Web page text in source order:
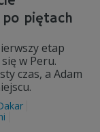
po piętach
etap
w Peru.
czas, a Adam